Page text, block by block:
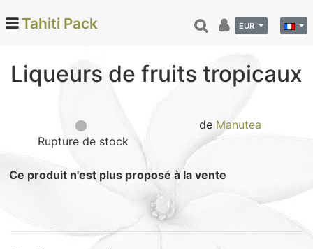
Categories
Tamanu (12)
Vanille de Tahiti (26)
Tahiti Pack EUR
Liqueurs de fruits tropicaux
Rupture de stock
de Manutea
Ce produit n'est plus proposé à la vente